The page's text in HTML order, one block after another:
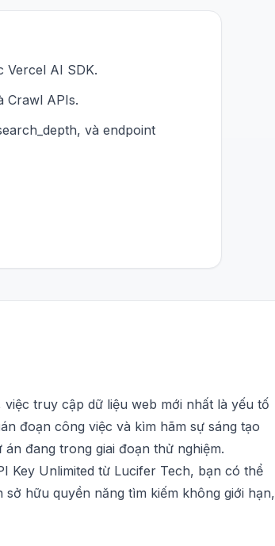
Vercel AI SDK.
Crawl APIs.
và endpoint
truy cập dữ liệu web mới nhất là yếu tố
đoạn công việc và kìm hãm sự sáng tạo
đang trong giai đoạn thử nghiệm.
Key Unlimited từ Lucifer Tech, bạn có thể
hữu quyền năng tìm kiếm không giới hạn,